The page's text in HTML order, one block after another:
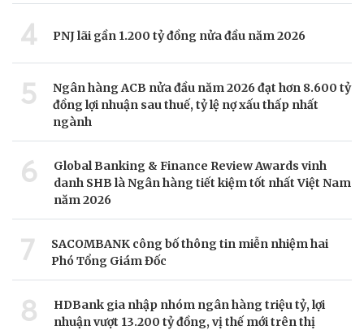
4 PNJ lãi gần 1.200 tỷ đồng nửa đầu năm 2026
5
Ngân hàng ACB nửa đầu năm 2026 đạt hơn 8.600 tỷ
đồng lợi nhuận sau thuế, tỷ lệ nợ xấu thấp nhất
ngành
6
Global Banking & Finance Review Awards vinh
danh SHB là Ngân hàng tiết kiệm tốt nhất Việt Nam
năm 2026
7
SACOMBANK công bố thông tin miễn nhiệm hai
Phó Tổng Giám Đốc
8
HDBank gia nhập nhóm ngân hàng triệu tỷ, lợi
nhuận vượt 13.200 tỷ đồng, vị thế mới trên thị